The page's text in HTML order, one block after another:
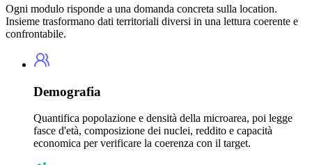
Ogni modulo risponde a una domanda concreta sulla location.
Insieme trasformano dati territoriali diversi in una lettura coerente e
confrontabile.
Demografia
Quantifica popolazione e densità della microarea, poi legge
fasce d'età, composizione dei nuclei, reddito e capacità
economica per verificare la coerenza con il target.